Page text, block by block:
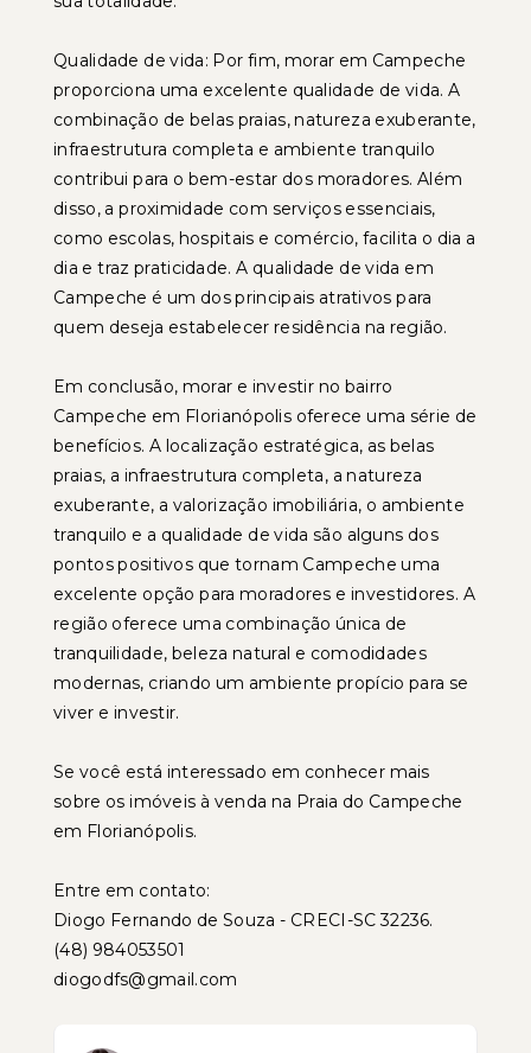
Qualidade de vida: Por fim, morar em Campeche
proporciona uma excelente qualidade de vida. A
combinação de belas praias, natureza exuberante,
infraestrutura completa e ambiente tranquilo
contribui para o bem-estar dos moradores. Além
disso, a proximidade com serviços essenciais,
como escolas, hospitais e comércio, facilita o dia a
dia e traz praticidade. A qualidade de vida em
Campeche é um dos principais atrativos para
quem deseja estabelecer residência na região.
Em conclusão, morar e investir no bairro
Campeche em Florianópolis oferece uma série de
benefícios. A localização estratégica, as belas
praias, a infraestrutura completa, a natureza
exuberante, a valorização imobiliária, o ambiente
tranquilo e a qualidade de vida são alguns dos
pontos positivos que tornam Campeche uma
excelente opção para moradores e investidores. A
região oferece uma combinação única de
tranquilidade, beleza natural e comodidades
modernas, criando um ambiente propício para se
viver e investir.
Se você está interessado em conhecer mais
sobre os imóveis à venda na Praia do Campeche
em Florianópolis.
Entre em contato:
Diogo Fernando de Souza - CRECI-SC 32236.
(48) 984053501
diogodfs@gmail.com